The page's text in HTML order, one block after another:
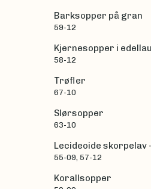
Barksopper på gran
59-12
Kjernesopper i
58-12
Trøfler
67-10
Slørsopper
63-10
Lecideoide skorpelav
55-09, 57-12
Korallsopper